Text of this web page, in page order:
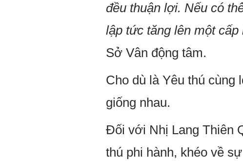
đều thuận lợi. Nếu có
lập tức tăng lên một cấp
Sở Vân động tâm.
Cho dù là Yêu thú
giống nhau.
Đối với Nhị Lang Thiên
thú phi hành, khéo về